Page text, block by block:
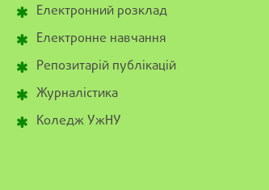
Електронний розклад
Електронне навчання
Репозитарій публікацій
Журналістика
Коледж УжНУ